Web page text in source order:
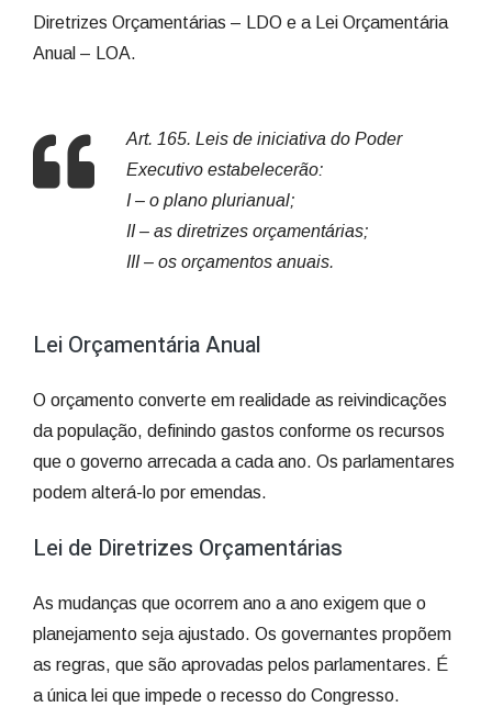
Diretrizes Orçamentárias – LDO e a Lei Orçamentária
Anual – LOA.
Art. 165. Leis de iniciativa do Poder
Executivo estabelecerão:
I – o plano plurianual;
II – as diretrizes orçamentárias;
III – os orçamentos anuais.
Lei Orçamentária Anual
O orçamento converte em realidade as reivindicações
da população, definindo gastos conforme os recursos
que o governo arrecada a cada ano. Os parlamentares
podem alterá-lo por emendas.
Lei de Diretrizes Orçamentárias
As mudanças que ocorrem ano a ano exigem que o
planejamento seja ajustado. Os governantes propõem
as regras, que são aprovadas pelos parlamentares. É
a única lei que impede o recesso do Congresso.